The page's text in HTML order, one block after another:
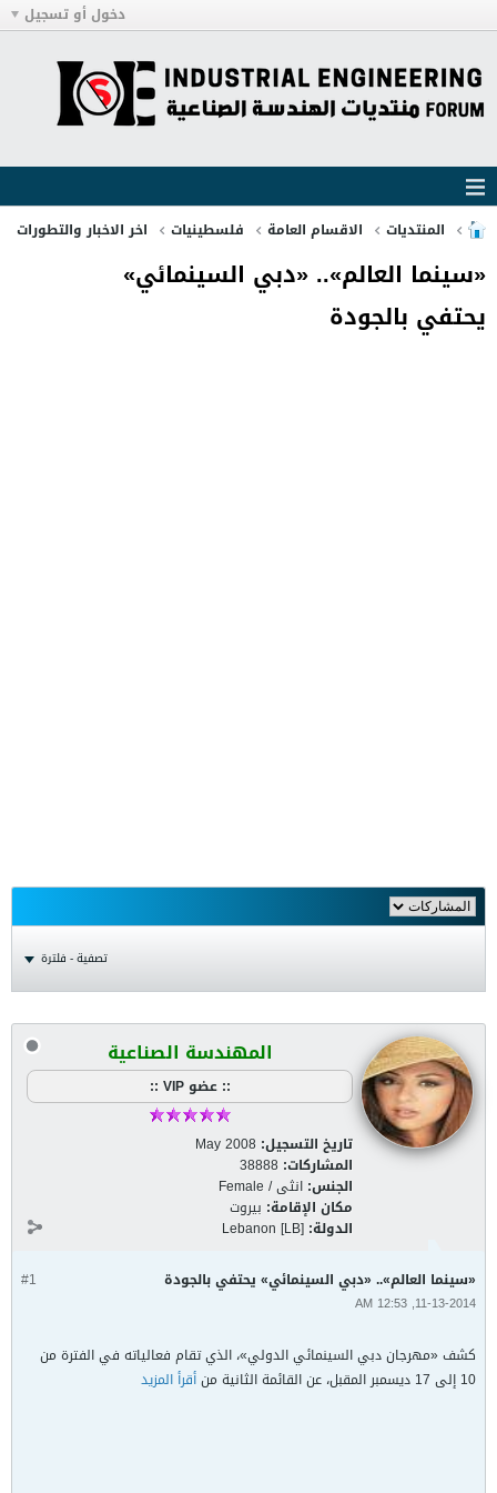
دخول أو تسجيل
المنتديات الاقسام العامة فلسطينيات اخر الاخبار والتطورات
«سينما العالم».. «دبي السينمائي»
يحتفي بالجودة
تصفية - فلترة
المهندسة الصناعية
:: عضو VIP ::
تاريخ التسجيل: May 2008
المشاركات: 38888
الجنس: انثى / Female
مكان الإقامة: بيروت
الدولة: Lebanon [LB]
#1 «سينما العالم».. «دبي السينمائي» يحتفي بالجودة
11-13-2014, 12:53 AM
كشف «مهرجان دبي السينمائي الدولي»، الذي تقام فعالياته في الفترة من
10 إلى 17 ديسمبر المقبل، عن القائمة الثانية من
أقرأ المزيد